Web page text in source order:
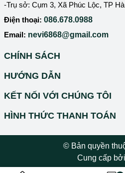
-Trụ sở: Cụm 3, Xã Phúc Lộc, TP
Điện thoại: 086.678.0988
Email: nevi6868@gmail.com
CHÍNH SÁCH
HƯỚNG DẪN
KẾT NỐI VỚI CHÚNG TÔI
HÌNH THỨC THANH TOÁN
© Bản quyền
Cung cấp bởi